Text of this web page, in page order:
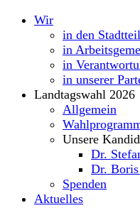
Wir
in den
in
in
in unserer
Landtagswahl 2026
Allgemein
Unsere
Dr.
Dr.
Spenden
Aktuelles